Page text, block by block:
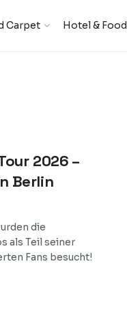
Carpet Hotel & Food
2026 –
Berlin
die
als Teil seiner
Fans besucht!